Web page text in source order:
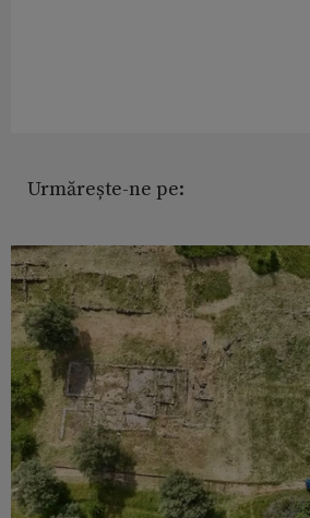
Urmărește-ne pe: